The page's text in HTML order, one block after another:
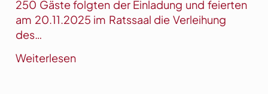
h
u
i
e
n
e
250 Gäste folgten der Einladung und feierten
am 20.11.2025 im Ratssaal die Verleihung
des…
Weiterlesen: